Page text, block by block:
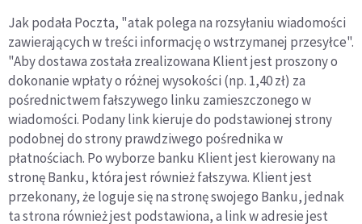
Jak podała Poczta, "atak polega na rozsyłaniu wiadomości
zawierających w treści informację o wstrzymanej przesyłce".
"Aby dostawa została zrealizowana Klient jest proszony o
dokonanie wpłaty o różnej wysokości (np. 1,40 zł) za
pośrednictwem fałszywego linku zamieszczonego w
wiadomości. Podany link kieruje do podstawionej strony
podobnej do strony prawdziwego pośrednika w
płatnościach. Po wyborze banku Klient jest kierowany na
stronę Banku, która jest również fałszywa. Klient jest
przekonany, że loguje się na stronę swojego Banku, jednak
ta strona również jest podstawiona, a link w adresie jest